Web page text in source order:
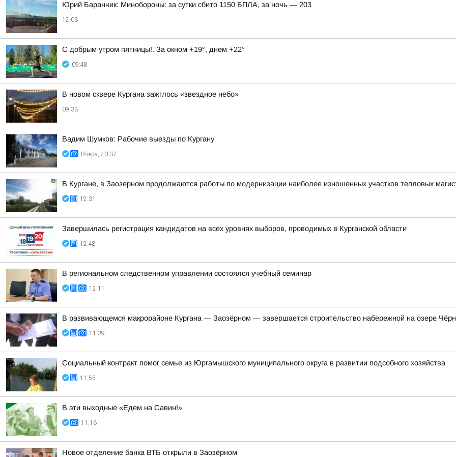
Юрий Баранчик: Минобороны: за сутки сбито 1150 БПЛА, за ночь — 203
12:03
С добрым утром пятницы!. За окном +19°, днем +22°
09:48
В новом сквере Кургана зажглось «звездное небо»
09:33
Вадим Шумков: Рабочие выезды по Кургану
Вчера, 20:37
В Кургане, в Заозерном продолжаются работы по модернизации наиболее изношенных участков тепловых
12:31
Завершилась регистрация кандидатов на всех уровнях выборов, проводимых в Курганской области
12:48
В региональном следственном управлении состоялся учебный семинар
12:11
В развивающемся макрорайоне Кургана — Заозёрном — завершается строительство набережной на озере
11:39
Социальный контракт помог семье из Юргамышского муниципального округа в развитии подсобного хозяйства
11:55
В эти выходные «Едем на Савин!»
11:16
Новое отделение банка ВТБ открыли в Заозёрном